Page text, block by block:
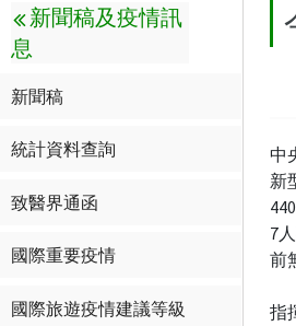
新聞稿及疫情訊
息
新聞稿
統計資料查詢
致醫界通函
國際重要疫情
國際旅遊疫情建議等級
中
新
7
前
指